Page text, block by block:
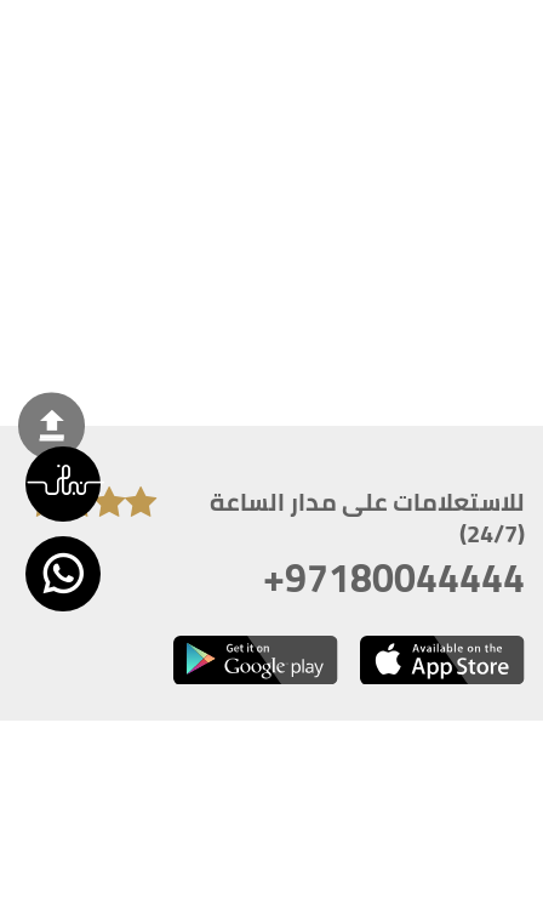
للاستعلامات على مدار الساعة
(24/7)
+97180044444